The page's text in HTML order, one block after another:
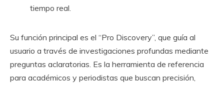
tiempo real.
Su función principal es el “Pro Discovery”, que guía al
usuario a través de investigaciones profundas mediante
preguntas aclaratorias. Es la herramienta de referencia
para académicos y periodistas que buscan precisión,